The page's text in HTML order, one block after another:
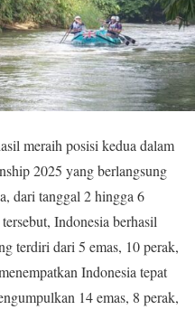
meraih posisi kedua dalam
2025 yang berlangsung
dari tanggal 2 hingga 6
Indonesia berhasil
terdiri dari 5 emas, 10 perak,
Indonesia tepat
14 emas, 8 perak,